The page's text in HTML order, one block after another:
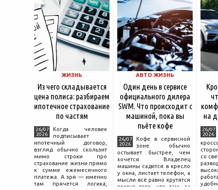
ЖИЗНЬ
Из чего складывается
цена полиса: разбираем
ипотечное страхование
по частям
26/07
2026
Когда человек
подписывает
ипотечный договор,
взгляд обычно скользит
мимо строки про
страхование жизни прямо
к сумме ежемесячного
платежа. А зря — именно
там прячется логика,
АВТО ЖИЗНЬ
Один день в сервисе
официального дилера
SWM. Что происходит с
машиной, пока вы
пьёте кофе
26/07
2026
Кофе в сервисной
зоне обычно
остывает быстрее, чем
хочется. Владелец
машины садится в кресло
у окна, листает телефон, а
мысли всё равно крутятся
вокруг того, что там, за
на
26/07
2026
со